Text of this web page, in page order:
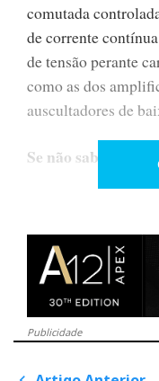
comutada
de corrente
de tensão perante
como as dos
auscultadores de
Se não sabe, não
respeito) pode
9 ou 12 V e,
painel frontal,
errada: 24 V, por
segundos para
DAC!
Publicidade